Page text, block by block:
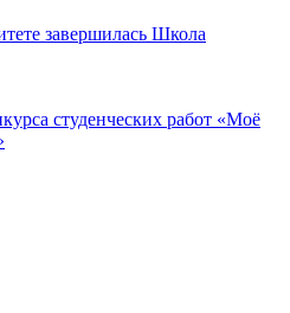
завершилась Школа
студенческих работ «Моё